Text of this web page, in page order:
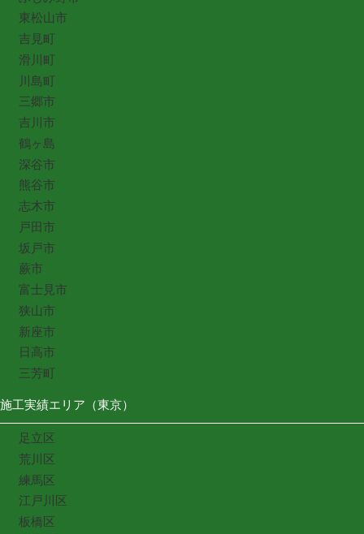
東松山市
吉見町
滑川町
川島町
三郷市
吉川市
鶴ヶ島
深谷市
熊谷市
志木市
戸田市
坂戸市
蕨市
富士見市
狭山市
新座市
日高市
三芳町
施工実績エリア（東京）
足立区
荒川区
練馬区
江戸川区
板橋区